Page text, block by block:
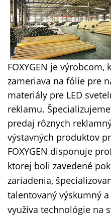
FOXYGEN je
zameriava na fólie pre
materiály pre LED
reklamu.
predaj rôznych
výstavných produktov
FOXYGEN disponuje
ktorej boli zavedené
zariadenia,
talentovaný výskumný
využíva technológie na